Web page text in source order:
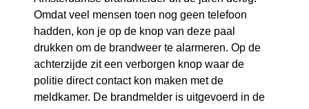
Omdat veel mensen toen nog geen telefoon
hadden, kon je op de knop van deze paal
drukken om de brandweer te alarmeren.Op de
achterzijde zit een verborgen knop waar de
politie direct contact kon maken met de
meldkamer. De brandmelder is uitgevoerd in de